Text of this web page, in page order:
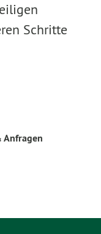
Schritte